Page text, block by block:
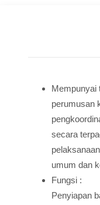
Mempunyai
perumusan
secara
umum dan
Fungsi :
Penyiapan